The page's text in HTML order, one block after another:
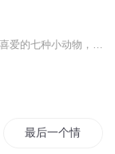
最后一个情人节